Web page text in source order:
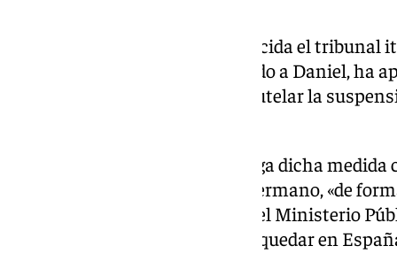
Con independencia de lo que decida el tribunal
juzgado español ya ha escuchado a Daniel, ha
y ha adoptado como medida cautelar la
Por tanto, mientras se mantenga dicha
en España con su madre y su hermano, «de
inciden. De hecho afirman que el Ministerio
acuerdo en que Daniel «se debe quedar en